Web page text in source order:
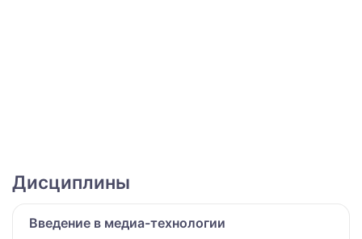
Дисциплины
Введение в медиа-технологии